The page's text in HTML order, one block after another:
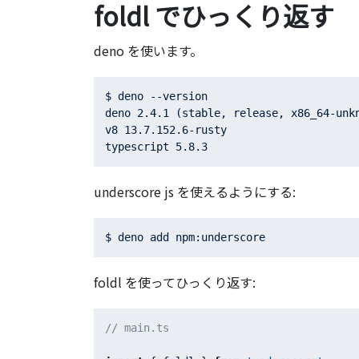
foldl でひっくり返す
deno を使います。
$ deno --version
deno 2.4.1 (stable, release, x86_64-
v8 13.7.152.6-rusty
underscore js を使えるようにする:
foldl を使ってひっくり返す:
// main.ts